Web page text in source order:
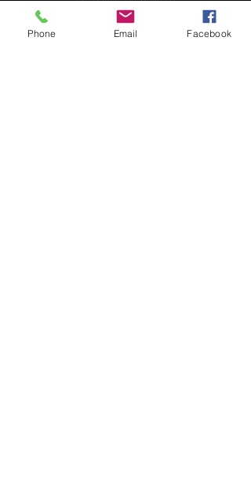
Slottsgatan 17
722 11 Västerås
Phone Email Facebook